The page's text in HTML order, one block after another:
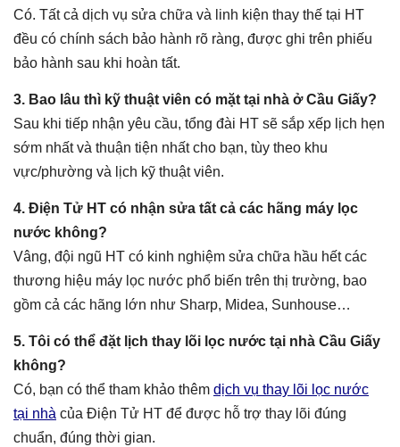
Có. Tất cả dịch vụ sửa chữa và linh kiện thay thế tại HT
đều có chính sách bảo hành rõ ràng, được ghi trên phiếu
bảo hành sau khi hoàn tất.
3. Bao lâu thì kỹ thuật viên có mặt tại nhà ở Cầu Giấy?
Sau khi tiếp nhận yêu cầu, tổng đài HT sẽ sắp xếp lịch hẹn
sớm nhất và thuận tiện nhất cho bạn, tùy theo khu
vực/phường và lịch kỹ thuật viên.
4. Điện Tử HT có nhận sửa tất cả các hãng máy lọc
nước không?
Vâng, đội ngũ HT có kinh nghiệm sửa chữa hầu hết các
thương hiệu máy lọc nước phổ biến trên thị trường, bao
gồm cả các hãng lớn như Sharp, Midea, Sunhouse…
5. Tôi có thể đặt lịch thay lõi lọc nước tại nhà Cầu Giấy
không?
Có, bạn có thể tham khảo thêm dịch vụ thay lõi lọc nước
tại nhà của Điện Tử HT để được hỗ trợ thay lõi đúng
chuẩn, đúng thời gian.